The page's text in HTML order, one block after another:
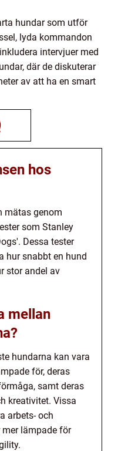
hundar som utför
lyda kommandon
intervjuer med
där de diskuterar
av att ha en smart
hos
mätas genom
som Stanley
Dessa tester
hur snabbt en hund
stor andel av
mellan
hundarna kan vara
för, deras
samt deras
kreativitet. Vissa
arbets- och
lämpade för